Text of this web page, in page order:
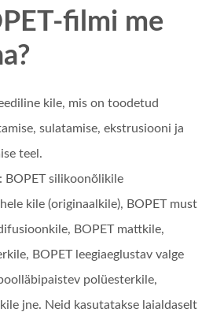
filmi me
kile, mis on toodetud
sulatamise, ekstrusiooni ja
teel.
BOPET silikoonõlikile
kile (originaalkile), BOPET must
BOPET mattkile,
BOPET leegiaeglustav valge
polüesterkile,
jne. Neid kasutatakse laialdaselt